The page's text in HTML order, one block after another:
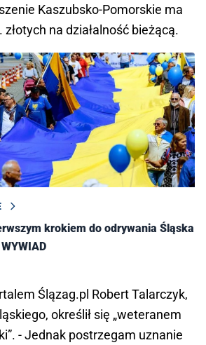
Kaszubsko-Pomorskie ma
na działalność bieżącą.
krokiem do odrywania Śląska
Ślązag.pl Robert Talarczyk,
określił się „weteranem
- Jednak postrzegam uznanie